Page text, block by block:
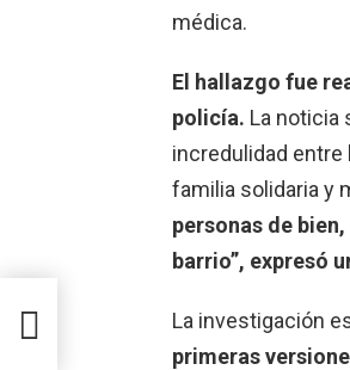
médica.
El hallazgo fue
policía. La noticia
incredulidad
familia solidaria y
personas de
barrio”, expresó
La investigación
primeras